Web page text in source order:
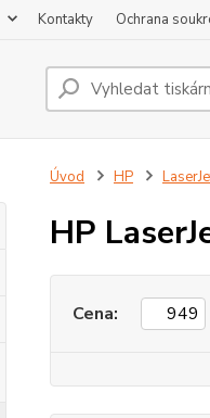
Kontakty Ochrana
Úvod HP
HP
Cena: